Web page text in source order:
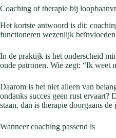
Coaching of therapie bij
Het kortste antwoord is dit:
functioneren wezenlijk
In de praktijk is het onderscheid
oude patronen. Wie zegt: “Ik weet
Daarom is het niet alleen van
ondanks succes geen rust
staan, dan is therapie doorgaans de
Wanneer coaching passend is